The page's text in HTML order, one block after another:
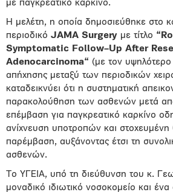
με παγκρεατικό καρκίνο.
Η μελέτη, η οποία δημοσιεύθηκε στο
περιοδικό JAMA Surgery με τίτλο “
Symptomatic Follow–Up After
Adenocarcinoma“ (με τον υψηλότερο
απήχησης μεταξύ των περιοδικών
καταδεικνύει ότι η συστηματική
παρακολούθηση των ασθενών μετά
επέμβαση για παγκρεατικό καρκίνο
ανίχνευση υποτροπών και στοχευμένη
παρέμβαση, αυξάνοντας έτσι τη
ασθενών.
Το ΥΓΕΙΑ, υπό τη διεύθυνση του κ.
μοναδικό ιδιωτικό νοσοκομείο και